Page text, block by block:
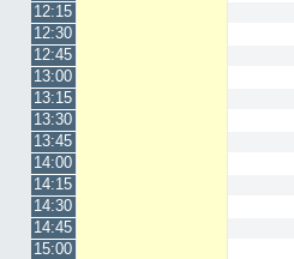
12:15
12:30
12:45
13:00
13:15
13:30
13:45
14:00
14:15
14:30
14:45
15:00